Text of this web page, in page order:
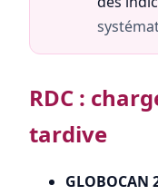
RDC :
tardive
GLOBOCAN